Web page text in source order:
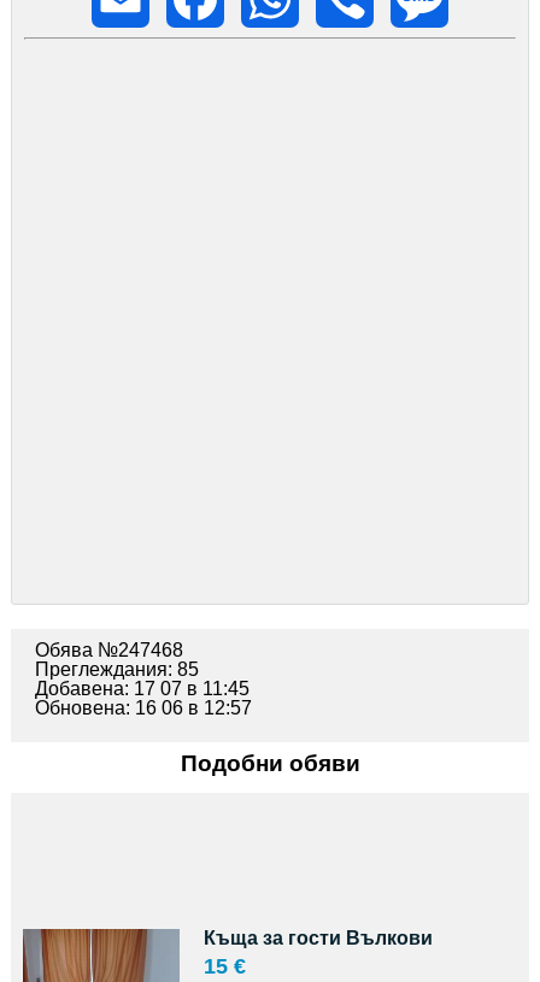
Обява №247468
Преглеждания: 85
Добавена: 17 07 в 11:45
Обновена: 16 06 в 12:57
Подобни обяви
Къща за гости Вълкови
15 €